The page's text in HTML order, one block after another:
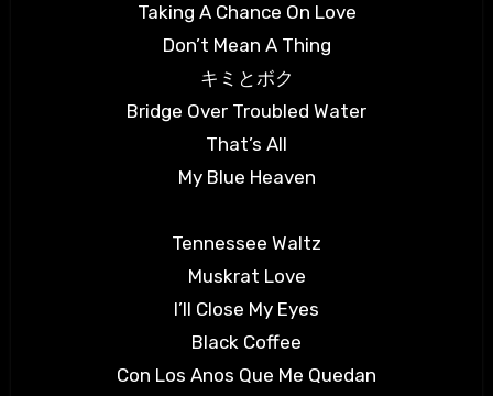
Taking A Chance On Love
Don’t Mean A Thing
キミとボク
Bridge Over Troubled Water
That’s All
My Blue Heaven
Tennessee Waltz
Muskrat Love
I’ll Close My Eyes
Black Coffee
Con Los Anos Que Me Quedan